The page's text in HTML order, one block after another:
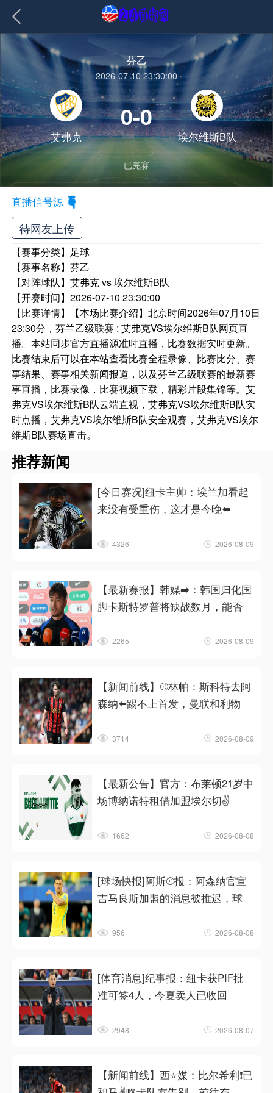
芬乙
2026-07-10 23:30:00
艾弗克
0-0
埃尔维斯B队
已完赛
直播信号源
待网友上传
【赛事分类】 足球
【赛事名称】芬乙
【对阵球队】艾弗克 vs 埃尔维斯B队
【开赛时间】2026-07-10 23:30:00
【比赛详情】
【本场比赛介绍】北京时间2026年07月10日
23:30分，芬兰乙级联赛 : 艾弗克VS埃尔维斯B队网页直
播。本站同步官方直播源准时直播，比赛数据实时更新。
比赛结束后可以在本站查看比赛全程录像、比赛比分、赛
事结果、赛事相关新闻报道，以及芬兰乙级联赛的最新赛
事直播，比赛录像，比赛视频下载，精彩片段集锦等。艾
弗克VS埃尔维斯B队云端直视，艾弗克VS埃尔维斯B队实
时点播，艾弗克VS埃尔维斯B队安全观赛，艾弗克VS埃尔
维斯B队赛场直击。
推荐新闻
[今日赛况]纽卡主帅：埃兰加看起
来没有受重伤，这才是今晚⬅️
4326 2026-08-09
【最新赛报】韩媒➡️：韩国归化国
脚卡斯特罗普将缺战数月，能否
2265 2026-08-09
【新闻前线】⚾林帕：斯科特去阿
森纳⬅️踢不上首发，曼联和利物
3714 2026-08-09
【最新公告】官方：布莱顿21岁中
场博纳诺特租借加盟埃尔切✌️
1662 2026-08-08
[球场快报]阿斯⚾报：阿森纳官宣
吉马良斯加盟的消息被推迟，球
956 2026-08-08
[体育消息]纪事报：纽卡获PIF批
准可签4人，今夏卖人已收回
2948 2026-08-07
【新闻前线】西⭐媒：比尔希利❗已